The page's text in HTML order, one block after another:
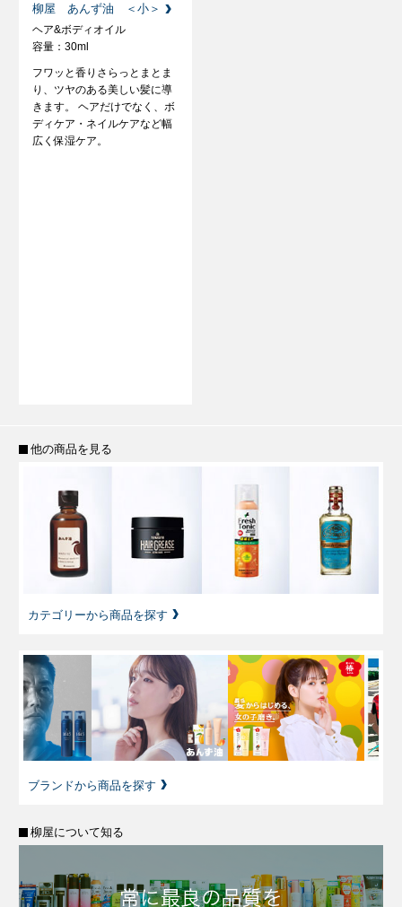
柳屋 あんず油 ＜小＞
ヘア&ボディオイル
容量：30ml
フワッと香りさらっとまとま
り、ツヤのある美しい髪に導
きます。 ヘアだけでなく、ボ
ディケア・ネイルケアなど幅
広く保湿ケア。
他の商品を見る
カテゴリーから商品を探す
ブランドから商品を探す
柳屋について知る